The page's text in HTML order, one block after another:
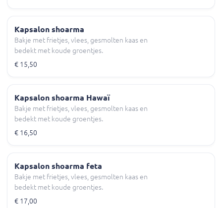
Kapsalon shoarma
Bakje met frietjes, vlees, gesmolten kaas en
bedekt met koude groentjes.
€ 15,50
Kapsalon shoarma Hawaï
Bakje met frietjes, vlees, gesmolten kaas en
bedekt met koude groentjes.
€ 16,50
Kapsalon shoarma feta
Bakje met frietjes, vlees, gesmolten kaas en
bedekt met koude groentjes.
€ 17,00